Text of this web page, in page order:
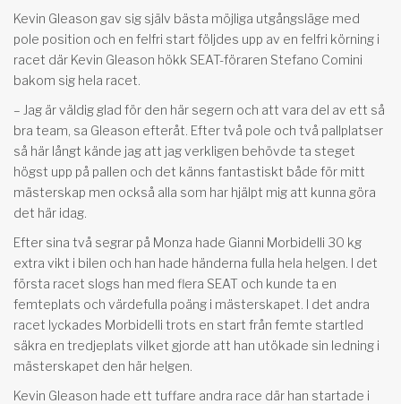
Kevin Gleason gav sig själv bästa möjliga utgångsläge med
pole position och en felfri start följdes upp av en felfri körning i
racet där Kevin Gleason hökk SEAT-föraren Stefano Comini
bakom sig hela racet.
– Jag är väldig glad för den här segern och att vara del av ett så
bra team, sa Gleason efteråt. Efter två pole och två pallplatser
så här långt kände jag att jag verkligen behövde ta steget
högst upp på pallen och det känns fantastiskt både för mitt
mästerskap men också alla som har hjälpt mig att kunna göra
det här idag.
Efter sina två segrar på Monza hade Gianni Morbidelli 30 kg
extra vikt i bilen och han hade händerna fulla hela helgen. I det
första racet slogs han med flera SEAT och kunde ta en
femteplats och värdefulla poäng i mästerskapet. I det andra
racet lyckades Morbidelli trots en start från femte startled
säkra en tredjeplats vilket gjorde att han utökade sin ledning i
mästerskapet den här helgen.
Kevin Gleason hade ett tuffare andra race där han startade i